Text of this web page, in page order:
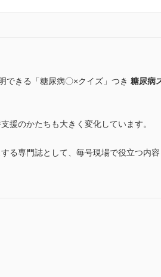
できる「糖尿病〇×クイズ」つき 糖尿病
援のかたちも大きく変化しています。
る専門誌として、毎号現場で役立つ内容